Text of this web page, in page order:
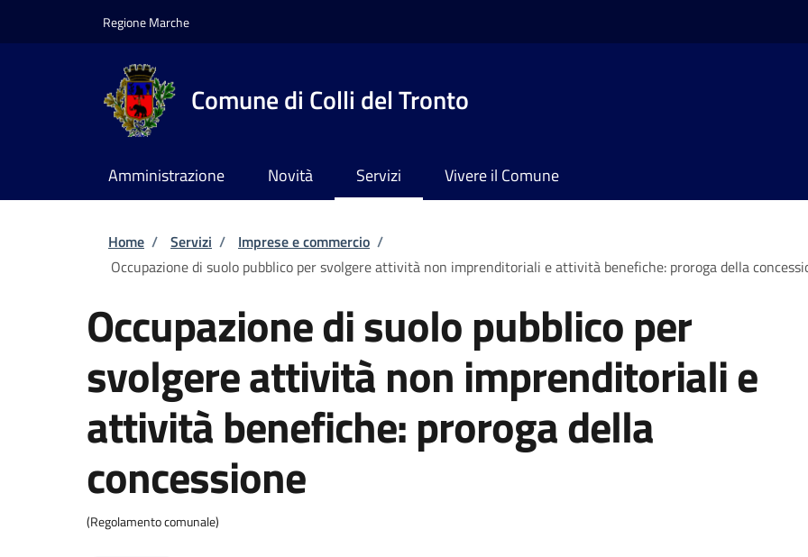
Regione Marche
Comune di Colli del Tronto
Amministrazione Novità Servizi Vivere il Comune
Briciole di pane
Home / Servizi / Imprese e commercio /
Occupazione di suolo pubblico per svolgere attività non imprenditoriali e attività benefiche: proroga della
Occupazione di suolo pubblico per
svolgere attività non imprenditoriali e
attività benefiche: proroga della
concessione
(Regolamento comunale)